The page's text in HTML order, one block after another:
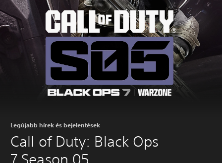
Legújabb hírek és bejelentések
Call of Duty: Black Ops
7 Season 05